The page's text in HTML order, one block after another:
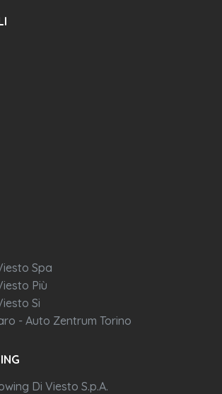
Spa
Più
Si
- Auto Zentrum Torino
Di Viesto S.p.A.